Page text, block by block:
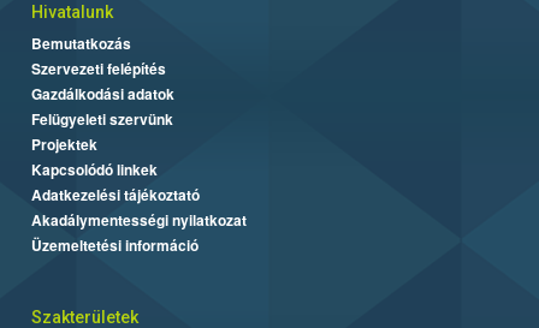
Hivatalunk
Bemutatkozás
Szervezeti felépítés
Gazdálkodási adatok
Felügyeleti szervünk
Projektek
Kapcsolódó linkek
Adatkezelési tájékoztató
Akadálymentességi nyilatkozat
Üzemeltetési információ
Szakterületek